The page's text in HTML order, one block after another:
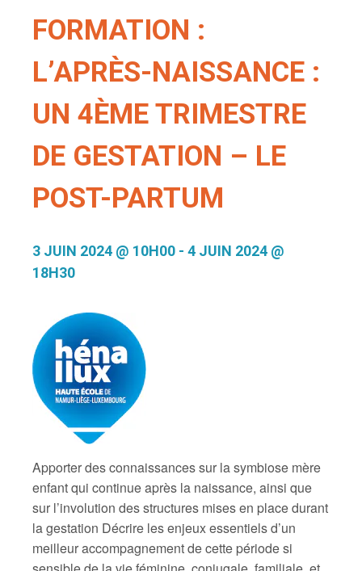
FORMATION :
L’APRÈS-NAISSANCE :
UN 4ÈME TRIMESTRE
DE GESTATION – LE
POST-PARTUM
3 JUIN 2024 @ 10H00 -4 JUIN 2024 @
18H30
Apporter des connaissances sur la symbiose mère
enfant qui continue après la naissance, ainsi que
sur l’involution des structures mises en place durant
la gestation Décrire les enjeux essentiels d’un
meilleur accompagnement de cette période si